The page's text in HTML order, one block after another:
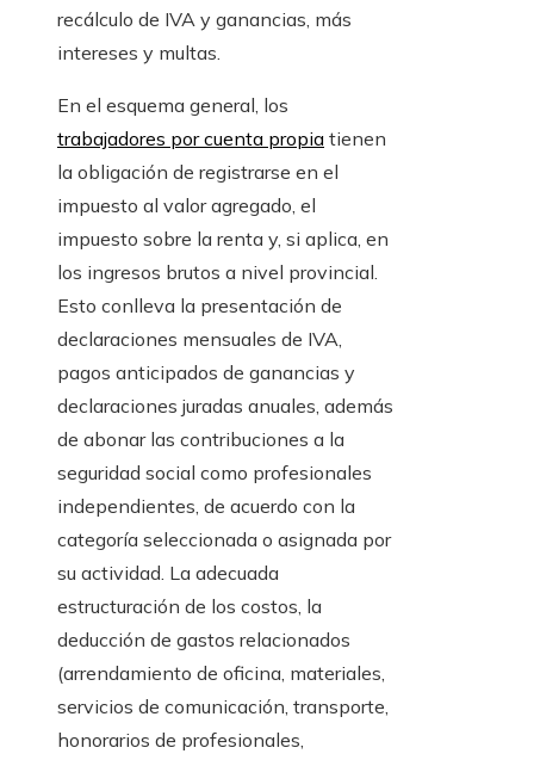
recálculo de IVA y ganancias, más
intereses y multas.
En el esquema general, los
trabajadores por cuenta propia tienen
la obligación de registrarse en el
impuesto al valor agregado, el
impuesto sobre la renta y, si aplica, en
los ingresos brutos a nivel provincial.
Esto conlleva la presentación de
declaraciones mensuales de IVA,
pagos anticipados de ganancias y
declaraciones juradas anuales, además
de abonar las contribuciones a la
seguridad social como profesionales
independientes, de acuerdo con la
categoría seleccionada o asignada por
su actividad. La adecuada
estructuración de los costos, la
deducción de gastos relacionados
(arrendamiento de oficina, materiales,
servicios de comunicación, transporte,
honorarios de profesionales,